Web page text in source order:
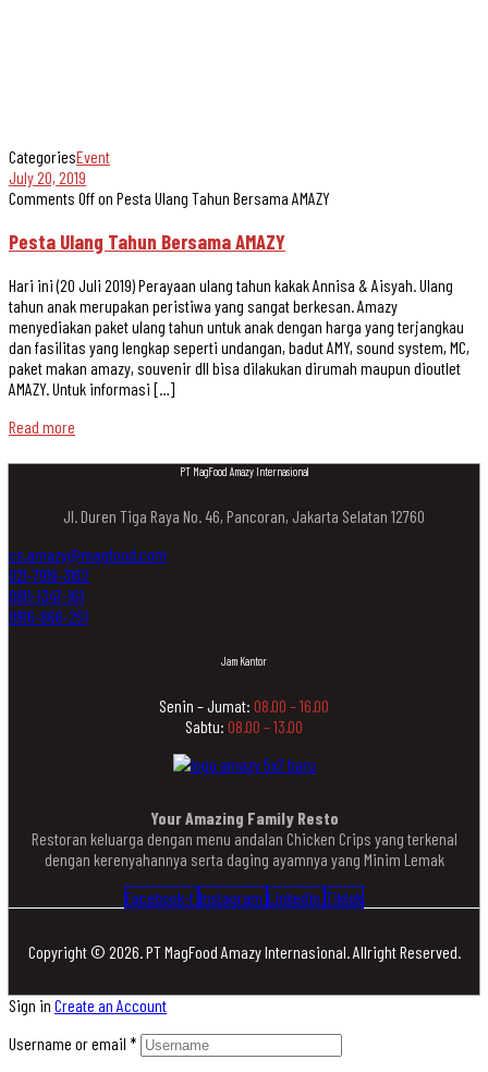
CategoriesEvent
July 20, 2019
Comments Offon Pesta Ulang Tahun Bersama AMAZY
Pesta Ulang Tahun Bersama AMAZY
Hari ini (20 Juli 2019) Perayaan ulang tahun kakak Annisa & Aisyah. Ulang
tahun anak merupakan peristiwa yang sangat berkesan. Amazy
menyediakan paket ulang tahun untuk anak dengan harga yang terjangkau
dan fasilitas yang lengkap seperti undangan, badut AMY, sound system, MC,
paket makan amazy, souvenir dll bisa dilakukan dirumah maupun dioutlet
AMAZY. Untuk informasi […]
Read more
PT MagFood Amazy Internasional
Jl. Duren Tiga Raya No. 46, Pancoran, Jakarta Selatan 12760
cs.amazy@magfood.com
021-7919-3162
0811-1347-161
0816-866-251
Jam Kantor
Senin – Jumat: 08.00 – 16.00
Sabtu: 08.00 – 13.00
Your Amazing Family Resto
Restoran keluarga dengan menu andalan Chicken Crips yang terkenal
dengan kerenyahannya serta daging ayamnya yang Minim Lemak
Facebook-f Instagram Linkedin Tiktok
Copyright © 2026. PT MagFood Amazy Internasional. Allright Reserved.
Sign in Create an Account
Username or email *